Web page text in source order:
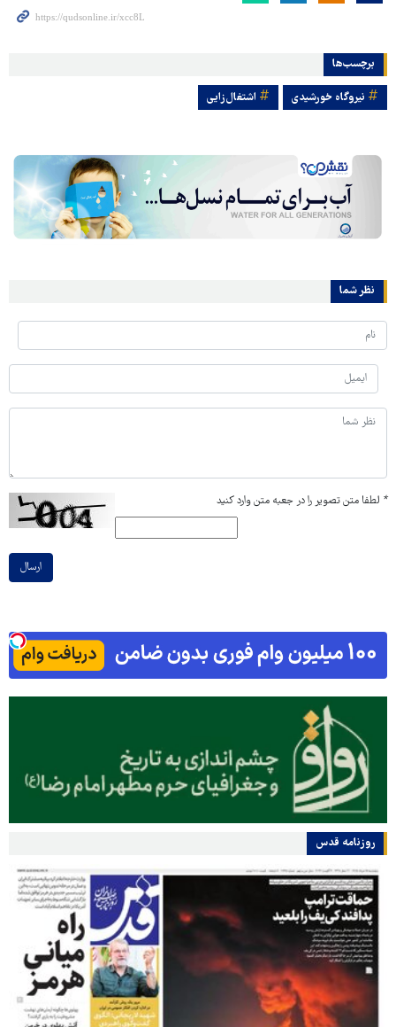
برچسب‌ها
نیروگاه خورشیدی اشتغال‌زایی
نظر شما
* لطفا متن تصویر را در جعبه متن وارد کنید
ارسال
روزنامه قدس